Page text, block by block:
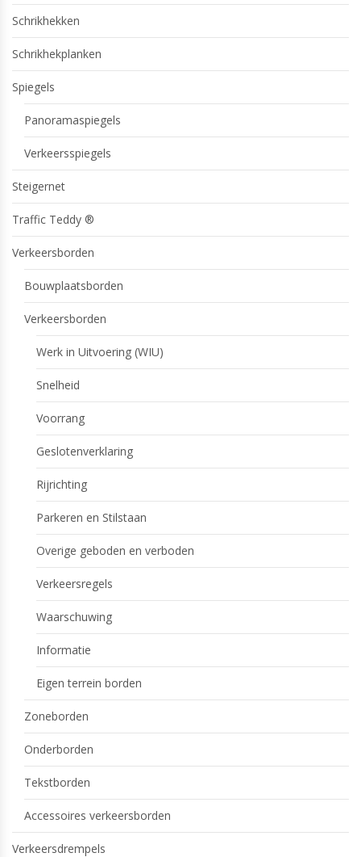
Schrikhekken
Schrikhekplanken
Spiegels
Panoramaspiegels
Verkeersspiegels
Steigernet
Traffic Teddy ®
Verkeersborden
Bouwplaatsborden
Verkeersborden
Werk in Uitvoering (WIU)
Snelheid
Voorrang
Geslotenverklaring
Rijrichting
Parkeren en Stilstaan
Overige geboden en verboden
Verkeersregels
Waarschuwing
Informatie
Eigen terrein borden
Zoneborden
Onderborden
Tekstborden
Accessoires verkeersborden
Verkeersdrempels